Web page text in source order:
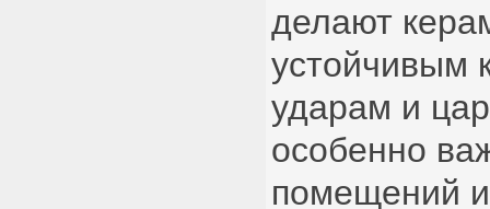
делают
устойчивым
ударам и
особенно
помещений